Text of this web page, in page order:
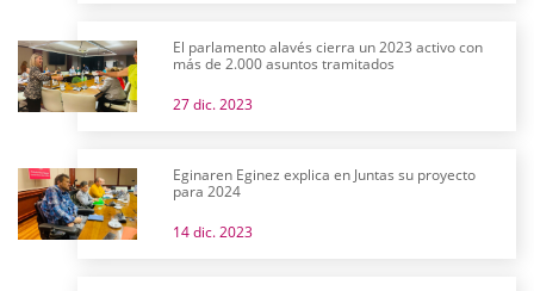
El parlamento alavés cierra un 2023 activo con
más de 2.000 asuntos tramitados
27 dic. 2023
Eginaren Eginez explica en Juntas su proyecto
para 2024
14 dic. 2023